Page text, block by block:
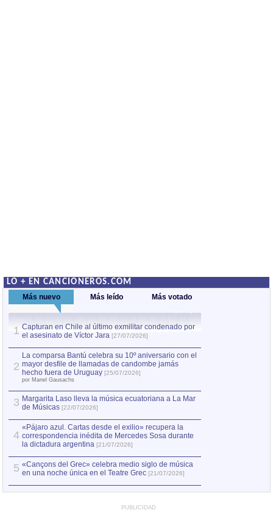
LO + EN CANCIONEROS.COM
Más nuevo Más leído Más votado
1 Capturan en Chile al último exmilitar condenado por
el asesinato de Víctor Jara [27/07/2026]
2
La comparsa Bantú celebra su 10º aniversario con el
mayor desfile de llamadas de candombe jamás
hecho fuera de Uruguay [25/07/2026]
por Manel Gausachs
3 Margarita Laso lleva la música ecuatoriana a La Mar
de Músicas [22/07/2026]
4
«Pájaro azul. Cartas desde el exilio» recupera la
correspondencia inédita de Mercedes Sosa durante
la dictadura argentina [21/07/2026]
5 «Cançons del Grec» celebra medio siglo de música
en una noche única en el Teatre Grec [21/07/2026]
PUBLICIDAD